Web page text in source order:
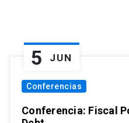
5 JUN
Conferencias
Conferencia: Fiscal